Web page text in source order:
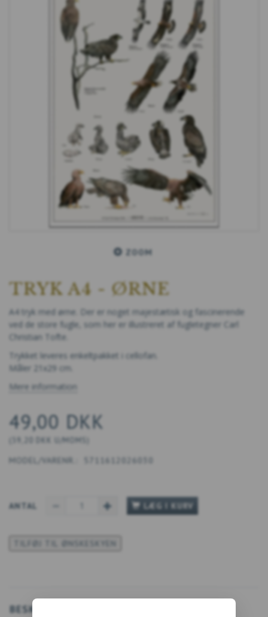
ZOOM
TRYK A4 - ØRNE
A4 tryk med ørne. Der er noget majestætisk og fascinerende
ved de store fugle, som her er illustreret af fugletegner Carl
Christian Tofte.
Trykket leveres enkeltpakket i cellofan.
Måler 21x29 cm.
Mere information
49,00 DKK
39,20 DKK U/MOMS
MODEL/VARENR.: 5711612026030
ANTAL LÆG I KURV
TILFØJ TIL ØNSKESKYEN
BESKRIVELSE